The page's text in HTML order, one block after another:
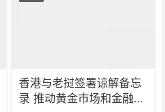
香港与老挝签署谅解备忘
录 推动黄金市场和金融服